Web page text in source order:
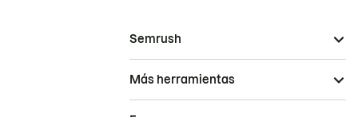
Semrush
Más herramientas